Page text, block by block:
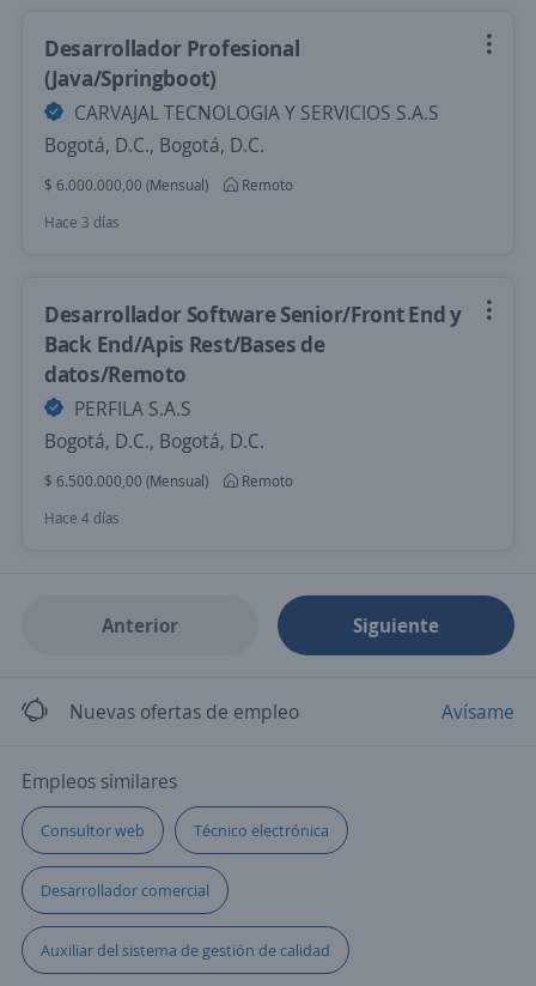
Desarrollador Profesional
(Java/Springboot)
CARVAJAL TECNOLOGIA Y SERVICIOS S.A.S
Bogotá, D.C., Bogotá, D.C.
$ 6.000.000,00 (Mensual)
Remoto
Hace 3 días
Desarrollador Software Senior/Front End y
Back End/Apis Rest/Bases de
datos/Remoto
PERFILA S.A.S
Bogotá, D.C., Bogotá, D.C.
$ 6.500.000,00 (Mensual)
Remoto
Hace 4 días
Anterior Siguiente
Nuevas ofertas de empleo Avísame
Empleos similares
Consultor web Técnico electrónica
Desarrollador comercial
Auxiliar del sistema de gestión de calidad